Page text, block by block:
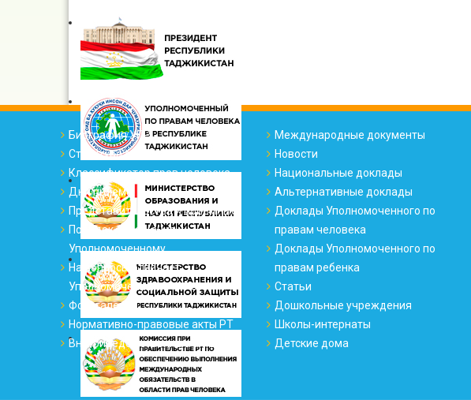
Биография УПР
Структура офиса
Классификатор прав человека
Дни приема
Представительства и приемные
Порядок обращения к
Уполномоченному
На вопросы отвечает
Уполномоченный
Фотогалерея
Нормативно-правовые акты РТ
Внутриведомственные акты
Международные документы
Новости
Национальные доклады
Альтернативные доклады
Доклады Уполномоченного по
правам человека
Доклады Уполномоченного по
правам ребенка
Статьи
Дошкольные учреждения
Школы-интернаты
Детские дома